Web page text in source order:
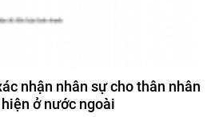
nhận nhân sự cho thân nhân
ở nước ngoài